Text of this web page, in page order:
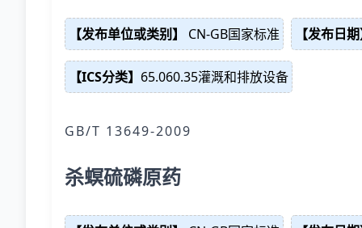
【发布单位或类别】 CN-GB国家标准 【发布日期
【ICS分类】 65.060.35灌溉和排放设备
GB/T 13649-2009
杀螟硫磷原药